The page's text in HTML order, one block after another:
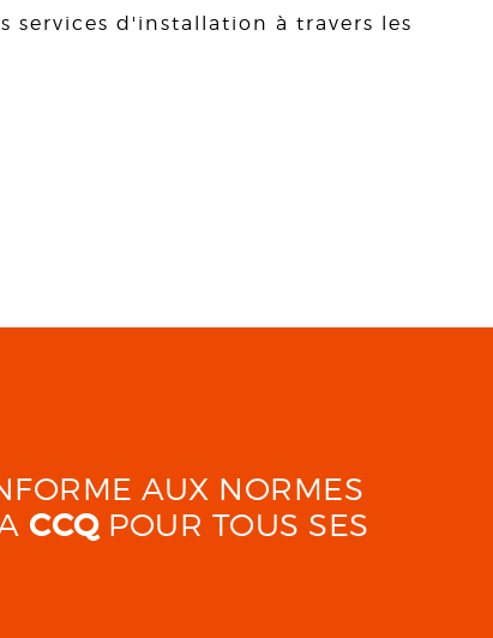
services d'installation à travers les
AUX NORMES
CCQPOUR TOUS SES